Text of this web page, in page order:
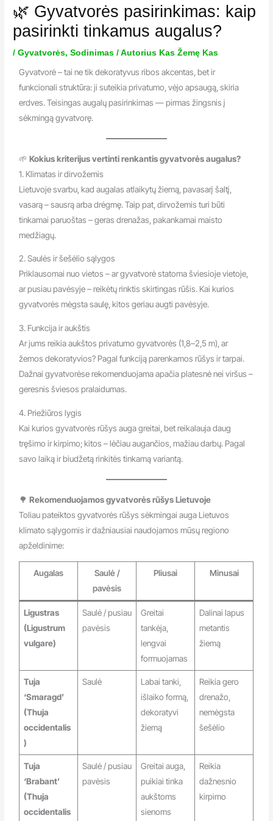
🌿 Gyvatvorės pasirinkimas: kaip
pasirinkti tinkamus augalus?
/Gyvatvorės,Sodinimas / Autorius Kas Žemę Kas
Gyvatvorė – tai ne tik dekoratyvus ribos akcentas, bet ir
funkcionali struktūra: ji suteikia privatumo, vėjo apsaugą, skiria
erdves. Teisingas augalų pasirinkimas — pirmas žingsnis į
sėkmingą gyvatvorę.
🌱Kokius kriterijus vertinti renkantis gyvatvorės augalus?
1. Klimatas ir dirvožemis
Lietuvoje svarbu, kad augalas atlaikytų žiemą, pavasarį šaltį,
vasarą – sausrą arba drėgmę. Taip pat, dirvožemis turi būti
tinkamai paruoštas – geras drenažas, pakankamai maisto
medžiagų.
2. Saulės ir šešėlio sąlygos
Priklausomai nuo vietos – ar gyvatvorė statoma šviesioje vietoje,
ar pusiau pavėsyje – reikėtų rinktis skirtingas rūšis. Kai kurios
gyvatvorės mėgsta saulę, kitos geriau augti pavėsyje.
3. Funkcija ir aukštis
Ar jums reikia aukštos privatumo gyvatvorės (1,8–2,5 m), ar
žemos dekoratyvios? Pagal funkciją parenkamos rūšys ir tarpai.
Dažnai gyvatvorėse rekomenduojama apačia platesnė nei viršus –
geresnis šviesos pralaidumas.
4. Priežiūros lygis
Kai kurios gyvatvorės rūšys auga greitai, bet reikalauja daug
tręšimo ir kirpimo; kitos – lėčiau augančios, mažiau darbų. Pagal
savo laiką ir biudžetą rinkitės tinkamą variantą.
🌳Rekomenduojamos gyvatvorės rūšys Lietuvoje
Toliau pateiktos gyvatvorės rūšys sėkmingai auga Lietuvos
klimato sąlygomis ir dažniausiai naudojamos mūsų regiono
apželdinime:
Augalas
Saulė /
pavėsis
Pliusai Minusai
Ligustras
(Ligustrum
vulgare)
Saulė / pusiau
pavėsis
Greitai
tankėja,
lengvai
formuojamas
Dalinai lapus
metantis
žiemą
Tuja
‘Smaragd’
(Thuja
occidentalis
)
Saulė
Labai tanki,
išlaiko formą,
dekoratyvi
žiemą
Reikia gero
drenažo,
nemėgsta
šešėlio
Tuja
‘Brabant’
(Thuja
occidentalis
Saulė / pusiau
pavėsis
Greitai auga,
puikiai tinka
aukštoms
sienoms
Reikia
dažnesnio
kirpimo